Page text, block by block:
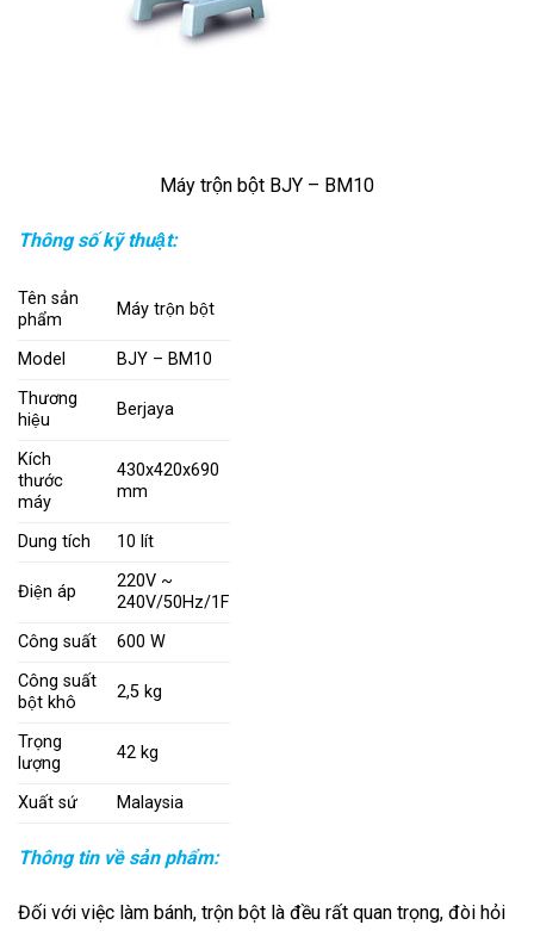
Máy trộn bột BJY – BM10
Thông số kỹ thuật:
Tên sản
phẩm
Máy trộn bột
Model
BJY – BM10
Thương
hiệu
Berjaya
Kích
thước
máy
430x420x690
mm
Dung tích 10 lít
Điện áp
220V ~
240V/50Hz/1F
Công suất
600 W
Công suất
bột khô
2,5 kg
Trọng
lượng
42 kg
Xuất sứ Malaysia
Thông tin về sản phẩm:
Đối với việc làm bánh, trộn bột là đều rất quan trọng, đòi hỏi